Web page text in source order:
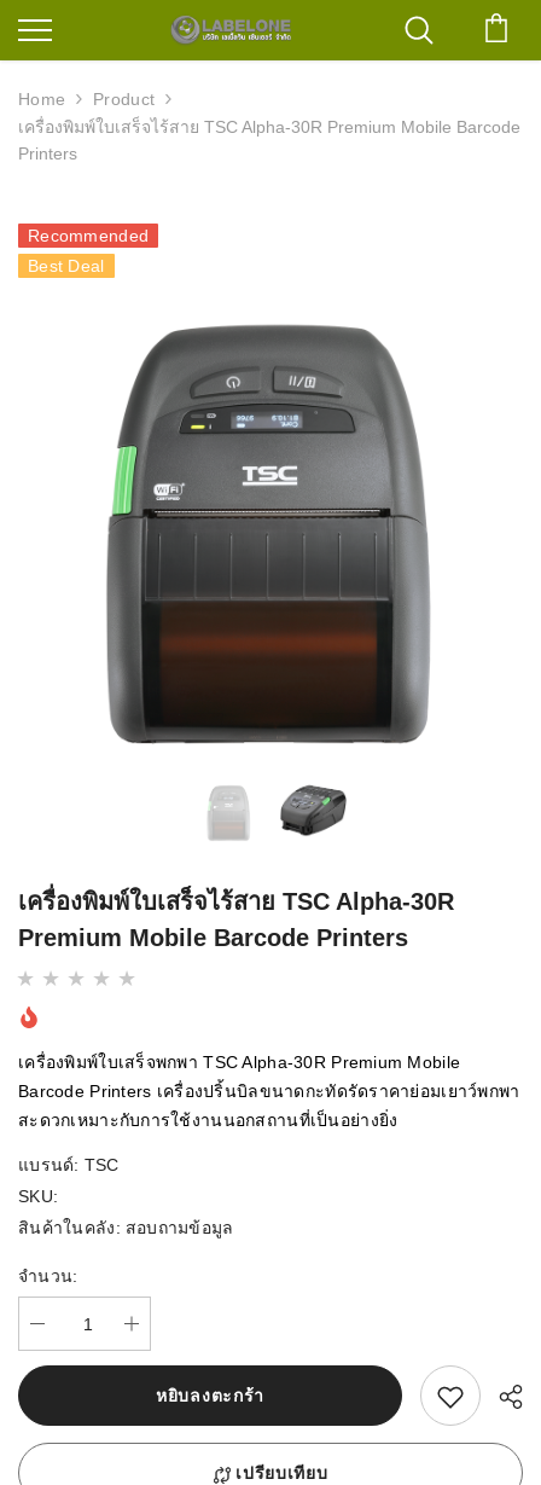
Home
Product
เครื่องพิมพ์ใบเสร็จไร้สาย TSC Alpha-30R Premium Mobile Barcode
Printers
Recommended
Best Deal
เครื่องพิมพ์ใบเสร็จไร้สาย TSC Alpha-30R
Premium Mobile Barcode Printers
เครื่องพิมพ์ใบเสร็จพกพา TSC Alpha-30R Premium Mobile
Barcode Printers เครื่องปริ้นบิลขนาดกะทัดรัดราคาย่อมเยาว์พกพา
สะดวกเหมาะกับการใช้งานนอกสถานที่เป็นอย่างยิ่ง
แบรนด์: TSC
SKU:
สินค้าในคลัง: สอบถามข้อมูล
จำนวน:
หยิบลงตะกร้า สนใจสิ้นค้านี้
เปรียบเทียบ